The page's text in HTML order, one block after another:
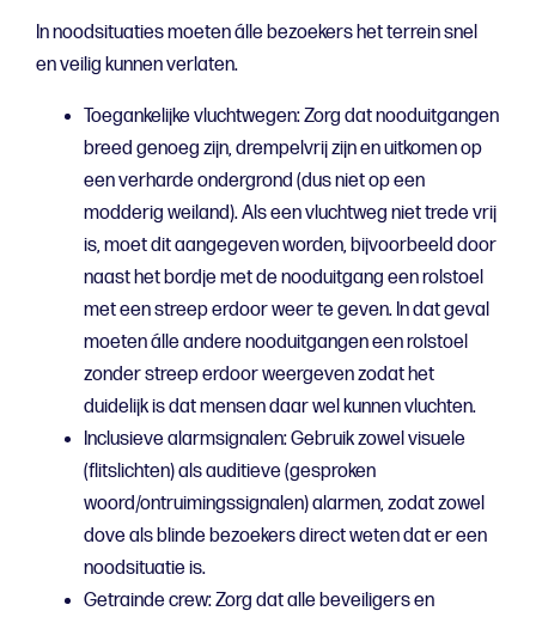
In noodsituaties moeten álle bezoekers het terrein snel
en veilig kunnen verlaten.
Toegankelijke vluchtwegen: Zorg dat nooduitgangen
breed genoeg zijn, drempelvrij zijn en uitkomen op
een verharde ondergrond (dus niet op een
modderig weiland). Als een vluchtweg niet trede vrij
is, moet dit aangegeven worden, bijvoorbeeld door
naast het bordje met de nooduitgang een rolstoel
met een streep erdoor weer te geven. In dat geval
moeten álle andere nooduitgangen een rolstoel
zonder streep erdoor weergeven zodat het
duidelijk is dat mensen daar wel kunnen vluchten.
Inclusieve alarmsignalen: Gebruik zowel visuele
(flitslichten) als auditieve (gesproken
woord/ontruimingssignalen) alarmen, zodat zowel
dove als blinde bezoekers direct weten dat er een
noodsituatie is.
Getrainde crew: Zorg dat alle beveiligers en